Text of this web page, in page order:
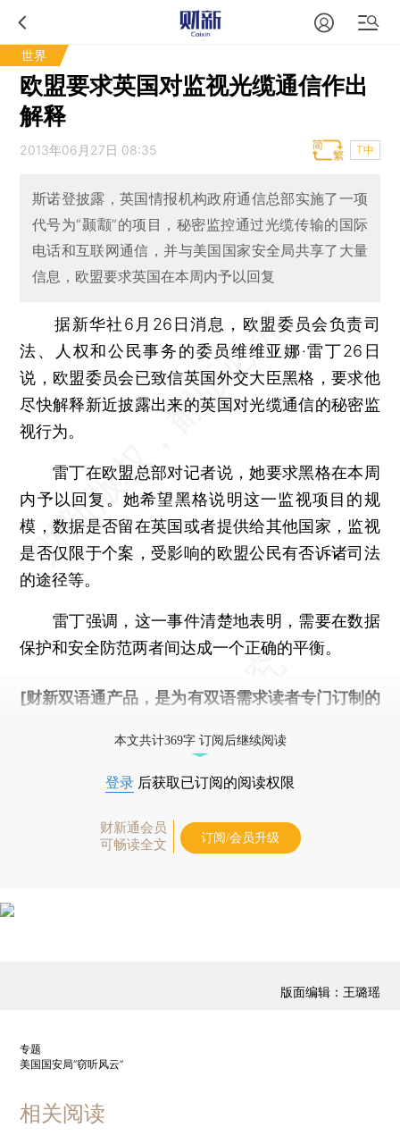
世界
欧盟要求英国对监视光缆通信作出
解释
2013年06月27日 08:35 T中
斯诺登披露，英国情报机构政府通信总部实施了一项
代号为“颞颥”的项目，秘密监控通过光缆传输的国际
电话和互联网通信，并与美国国家安全局共享了大量
信息，欧盟要求英国在本周内予以回复
据新华社6月26日消息，欧盟委员会负责司
法、人权和公民事务的委员维维亚娜·雷丁26日
说，欧盟委员会已致信英国外交大臣黑格，要求他
尽快解释新近披露出来的英国对光缆通信的秘密监
视行为。
雷丁在欧盟总部对记者说，她要求黑格在本周
内予以回复。她希望黑格说明这一监视项目的规
模，数据是否留在英国或者提供给其他国家，监视
是否仅限于个案，受影响的欧盟公民有否诉诸司法
的途径等。
雷丁强调，这一事件清楚地表明，需要在数据
保护和安全防范两者间达成一个正确的平衡。
[财新双语通产品，是为有双语需求读者专门订制的
本文共计369字 订阅后继续阅读
登录 后获取已订阅的阅读权限
财新通会员
可畅读全文
订阅/会员升级
版面编辑：王璐瑶
专题
美国国安局“窃听风云”
相关阅读